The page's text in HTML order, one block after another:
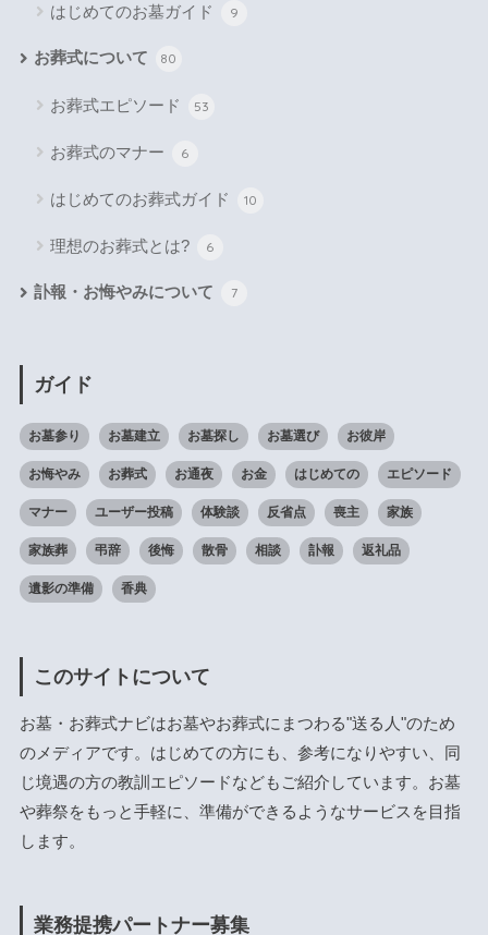
はじめてのお墓ガイド 9
お葬式について 80
お葬式エピソード 53
お葬式のマナー 6
はじめてのお葬式ガイド 10
理想のお葬式とは? 6
訃報・お悔やみについて 7
ガイド
お墓参り お墓建立 お墓探し お墓選び お彼岸
お悔やみ お葬式 お通夜 お金 はじめての エピソード
マナー ユーザー投稿 体験談 反省点 喪主 家族
家族葬 弔辞 後悔 散骨 相談 訃報 返礼品
遺影の準備 香典
このサイトについて
お墓・お葬式ナビはお墓やお葬式にまつわる"送る人"のため
のメディアです。はじめての方にも、参考になりやすい、同
じ境遇の方の教訓エピソードなどもご紹介しています。お墓
や葬祭をもっと手軽に、準備ができるようなサービスを目指
します。
業務提携パートナー募集